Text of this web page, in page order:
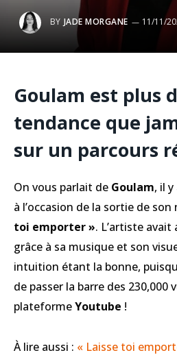
BY JADE MORGANE 11/11/
Goulam est plus
tendance que
sur un parcours
On vous parlait de Goulam, il
à l’occasion de la sortie de son
toi emporter ». L’artiste
grâce à sa musique et son
intuition étant la bonne,
de passer la barre des 230,000
plateformeYoutube !
À lire aussi : « Laisse toi